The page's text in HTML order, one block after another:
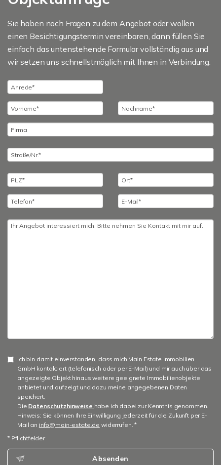
Sie haben noch Fragen zu dem Angebot oder wollen
einen Besichtigungstermin vereinbaren, dann füllen Sie
einfach das untenstehende Formular vollständig aus und
wir setzen uns schnellstmöglich mit Ihnen in Verbindung.
Ich bin damit einverstanden, dass mich Main Estate Immobilien
GmbH kontaktiert (telefonisch oder per E-Mail) und mir auch über das
angezeigte Objekt hinaus weitere geeignete Immobilienobjekte
anbietet und aufzeigt und dazu meine angegebenen Daten
speichert.
Die Datenschutzhinweise habe ich dabei zur Kenntnis genommen.
Hinweis: Sie können Ihre Einwilligung jederzeit für die Zukunft per E-
Mail an info@main-estate.de widerrufen. *
* Pflichtfelder
Absenden